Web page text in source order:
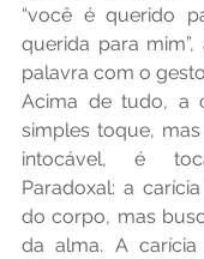
“você é querido
querida para
palavra com o
Acima de tudo, a
simples toque,
intocável, é
Paradoxal: a
do corpo, mas
da alma. A carícia